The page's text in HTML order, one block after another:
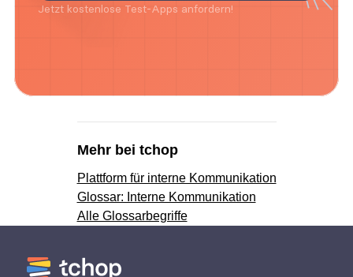
Jetzt kostenlose Test-Apps anfordern!
Mehr bei tchop
Plattform für interne Kommunikation
Glossar: Interne Kommunikation
Alle Glossarbegriffe